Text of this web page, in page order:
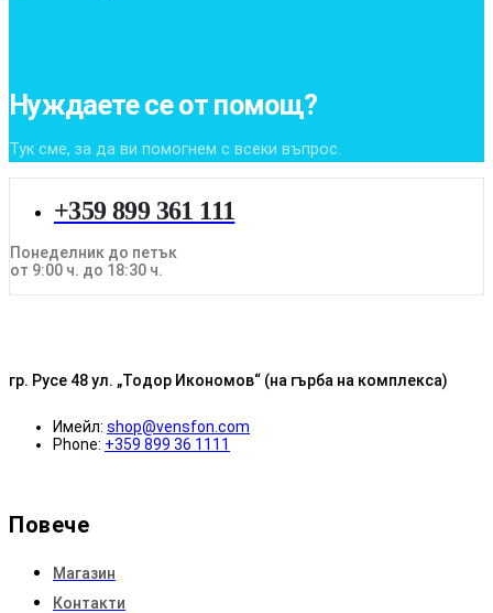
Нуждаете се от помощ?
Тук сме, за да ви помогнем с всеки въпрос.
+359 899 361 111
Понеделник до петък
от 9:00 ч. до 18:30 ч.
гр. Русе 48 ул. „Тодор Икономов“ (на гърба на комплекса)
Имейл: shop@vensfon.com
Phone: +359 899 36 1111
Повече
Магазин
Контакти